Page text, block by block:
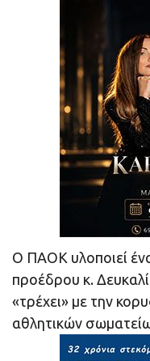
O ΠΑΟΚ υλοποιεί
προέδρου κ.
«τρέχει» με την
αθλητικών